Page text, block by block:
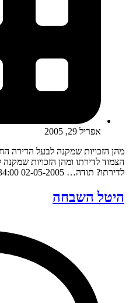
אפריל 29, 2005
מהן הזכויות שמקנה לבעל הדירה
הצמוד לדירתו ומהן הזכויות
לדירתו? תודה… 02-05-2005 02:34:00...
היטל השבחה